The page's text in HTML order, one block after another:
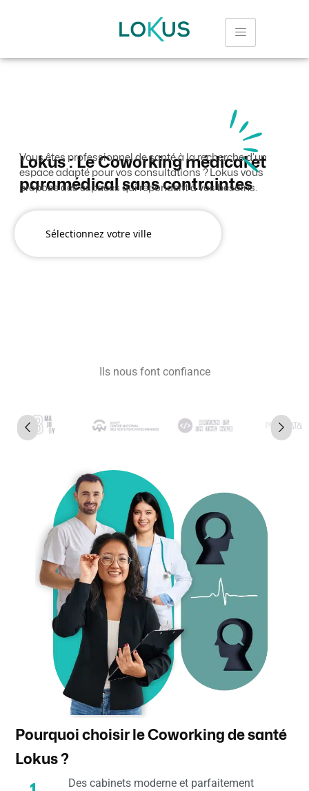
Lokus : Le Coworking médical et
paramédical sans contraintes
Vous êtes professionnel de santé à la recherche d’un
espace adapté pour vos consultations ? Lokus vous
propose des espaces qui répondent à vos besoins.
Sélectionnez votre ville
Ils nous font confiance
Pourquoi choisir le Coworking de santé
Lokus ?
Des cabinets moderne et parfaitement